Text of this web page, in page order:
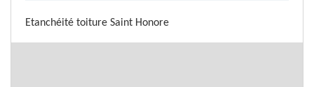
Etanchéité toiture Saint Honore